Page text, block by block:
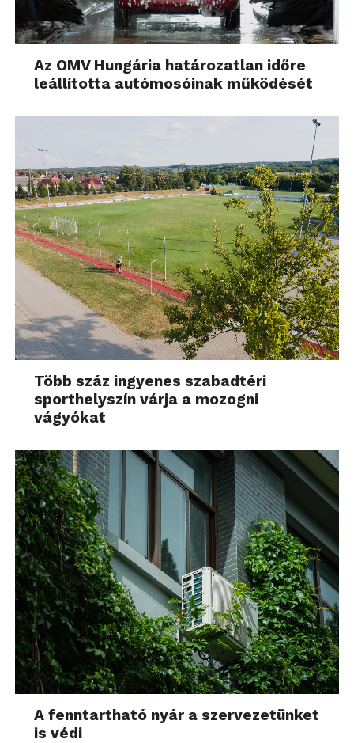
Az OMV Hungária határozatlan időre
leállította autómosóinak működését
Több száz ingyenes szabadtéri
sporthelyszín várja a mozogni
vágyókat
A fenntartható nyár a szervezetünket
is védi